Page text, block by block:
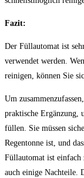
Fazit:
Der Füllautomat ist
verwendet werden.
reinigen, können Sie
Um
praktische Ergänzung,
füllen. Sie müssen
Regentonne ist, und
Füllautomat ist einfach
auch einige Nachteile.